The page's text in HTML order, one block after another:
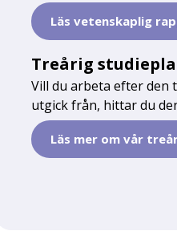
Läs vetenskaplig
Treårig
Vill du arbeta efter den
utgick från, hittar du
Läs mer om vår